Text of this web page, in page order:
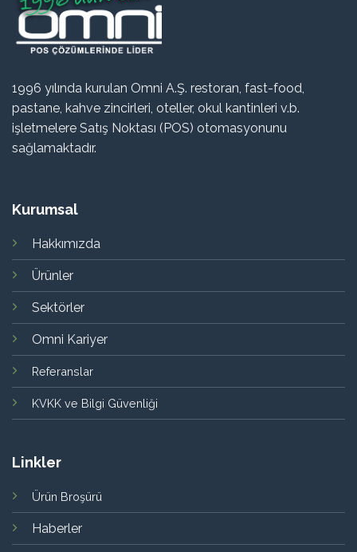
1996 yılında kurulan Omni A.Ş. restoran, fast-food,
pastane, kahve zincirleri, oteller, okul kantinleri v.b.
işletmelere Satış Noktası (POS) otomasyonunu
sağlamaktadır.
Kurumsal
Hakkımızda
Ürünler
Sektörler
Omni Kariyer
Referanslar
KVKK ve Bilgi Güvenliği
Linkler
Ürün Broşürü
Haberler